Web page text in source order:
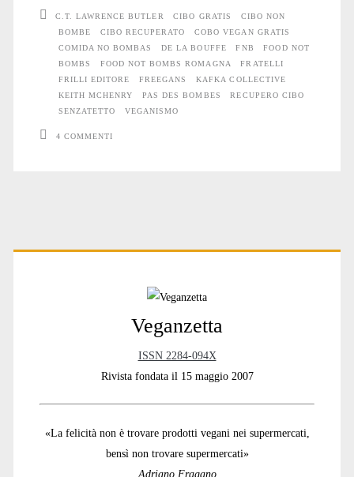
C.T. LAWRENCE BUTLER CIBO GRATIS
CIBO NON
BOMBE
CIBO RECUPERATO
COBO VEGAN GRATIS
COMIDA NO BOMBAS
DE LA BOUFFE FNB
FOOD NOT
BOMBS
FOOD NOT BOMBS ROMAGNA
FRATELLI
FRILLI EDITORE
FREEGANS
KAFKA COLLECTIVE
KEITH MCHENRY
PAS DES BOMBES
RECUPERO CIBO
SENZATETTO
VEGANISMO
4 COMMENTI
Primary
Veganzetta
ISSN 2284-094X
Rivista fondata il 15 maggio 2007
«La felicità non è trovare prodotti vegani nei supermercati,
bensì non trovare supermercati»
Adriano Fragano